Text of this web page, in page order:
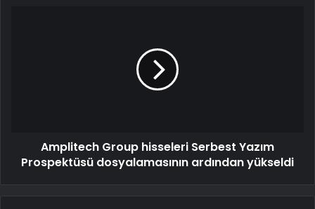
Amplitech Group hisseleri Serbest Yazım
Prospektüsü dosyalamasının ardından yükseldi